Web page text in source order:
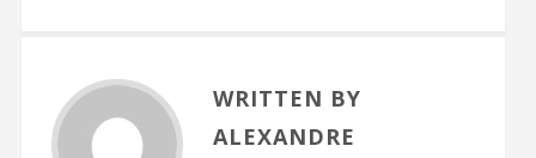
WRITTEN BY
ALEXANDRE